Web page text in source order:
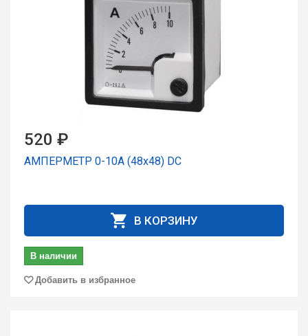
520 ₽
АМПЕРМЕТР 0-10А (48х48) DC
В КОРЗИНУ
В наличии
Добавить в избранное